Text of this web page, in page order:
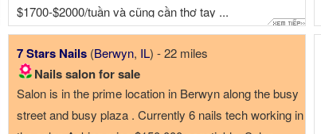
$1700-$2000/tuần và cũng cần thợ tay ...
7 Stars Nails (Berwyn, IL) - 22 miles
Nails salon for sale
Salon is in the prime location in Berwyn along the busy
street and busy plaza . Currently 6 nails tech working in